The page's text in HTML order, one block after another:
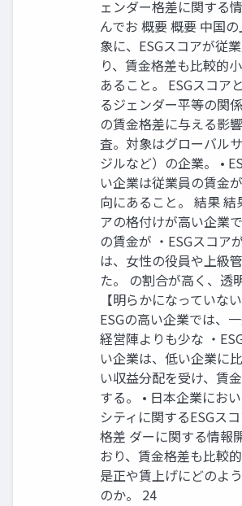
ェンダー格差に関する
んでお 概要 概要 中国
象に、ESGスコアが従
り、賃金格差も比較的
あること。 ESGスコア
るジェンダー平等の関
の賃金格差に与える影響
査。対象はグローバル
ジルなど）の企業。 •
い企業は従業員の賃金
向にあること。 結果 結
アの格付けが高い企業
の賃金が ・ESGスコア
は、女性の役員や上級
た。 の割合が高く、透
【明らかになっていな
ESGの高い企業では、
経営陣よりも少な ・
い企業は、低い企業に
い収益分配を受け、賃
する。 • 日本企業にお
シティに関するESGス
格差 ダーに関する情報
おり、賃金格差も比較
是正や賃上げにどのよ
のか。 24